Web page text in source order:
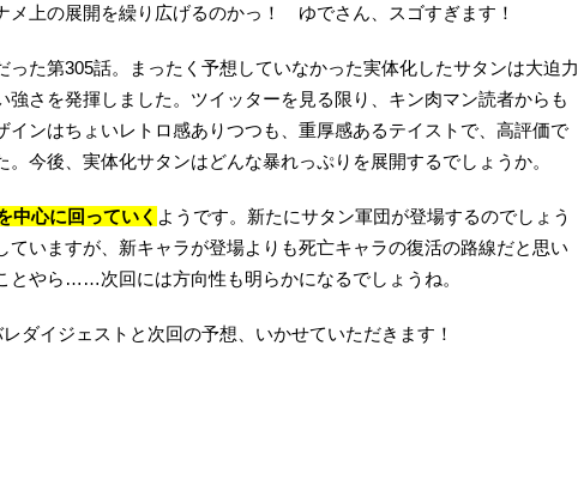
メ上の展開を繰り広げるのかっ！ ゆでさん、スゴすぎます！
った第305話。まったく予想していなかった実体化したサタンは大迫力
強さを発揮しました。ツイッターを見る限り、キン肉マン読者からも
インはちょいレトロ感ありつつも、重厚感あるテイストで、高評価で
。今後、実体化サタンはどんな暴れっぷりを展開するでしょうか。
中心に回っていく ようです。新たにサタン軍団が登場するのでしょう
いますが、新キャラが登場よりも死亡キャラの復活の路線だと思い
とやら……次回には方向性も明らかになるでしょうね。
ダイジェストと次回の予想、いかせていただきます！